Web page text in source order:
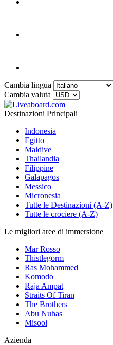
Cambia lingua
Cambia valuta
Destinazioni Principali
Indonesia
Egitto
Maldive
Thailandia
Filippine
Galapagos
Messico
Micronesia
Tutte le Destinazioni (A-Z)
Tutte le crociere (A-Z)
Le migliori aree di immersione
Mar Rosso
Thistlegorm
Ras Mohammed
Komodo
Raja Ampat
Straits Of Tiran
The Brothers
Abu Nuhas
Misool
Azienda